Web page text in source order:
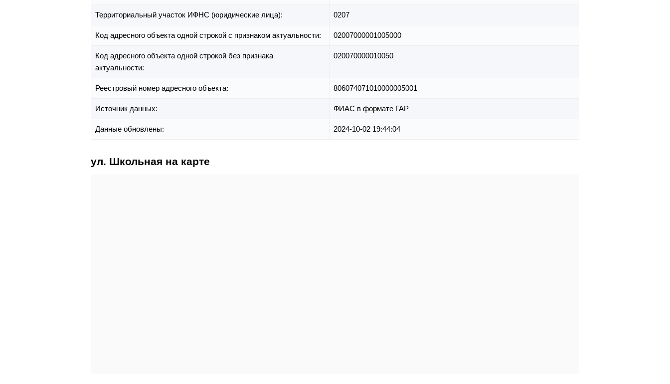
Территориальный участок ИФНС (юридические лица): 0207
Код адресного объекта одной строкой с признаком актуальности: 02007000001005000
Код адресного объекта одной строкой без признака
актуальности:
020070000010050
Реестровый номер адресного объекта: 806074071010000005001
Источник данных: ФИАС в формате ГАР
Данные обновлены: 2024-10-02 19:44:04
ул. Школьная на карте